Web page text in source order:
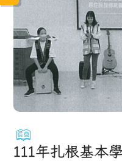
111年扎根基本